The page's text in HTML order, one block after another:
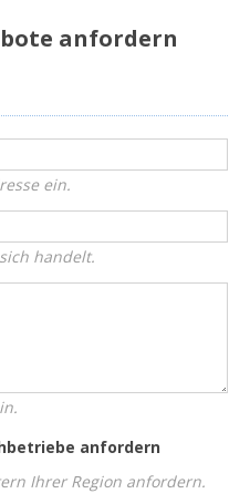
anfordern
ein.
handelt.
anfordern
Ihrer Region anfordern.